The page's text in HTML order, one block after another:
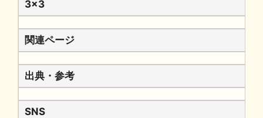
3x3
関連ページ
出典・参考
SNS